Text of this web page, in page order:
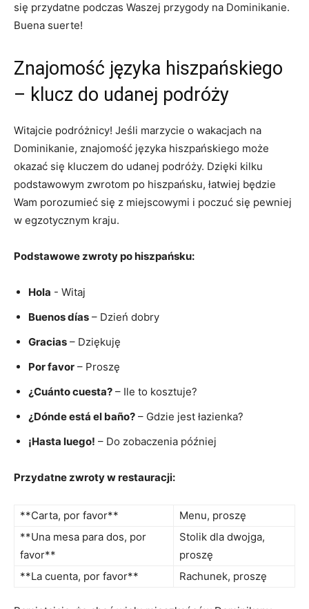
się przydatne ‍podczas Waszej przygody na Dominikanie.
Buena suerte!
Znajomość języka⁣ hiszpańskiego
– klucz do udanej podróży
Witajcie podróżnicy! Jeśli marzycie o wakacjach na
Dominikanie, znajomość języka hiszpańskiego ​może
okazać się kluczem do udanej podróży.​ Dzięki kilku
podstawowym zwrotom po hiszpańsku, łatwiej będzie
‍Wam porozumieć się z miejscowymi i poczuć się ⁢pewniej​
w egzotycznym kraju.
Podstawowe zwroty po hiszpańsku:
Hola -‌ Witaj
Buenos días – Dzień dobry
Gracias – Dziękuję
Por favor – Proszę
¿Cuánto cuesta? – ​Ile to kosztuje?
¿Dónde está el baño? – Gdzie jest łazienka?
¡Hasta luego! – Do zobaczenia ‍później
Przydatne zwroty w restauracji:
**Carta, por favor**
Menu, proszę
**Una mesa para dos, por
favor**
Stolik dla ⁤dwojga,
proszę
**La cuenta, por favor**
Rachunek, proszę